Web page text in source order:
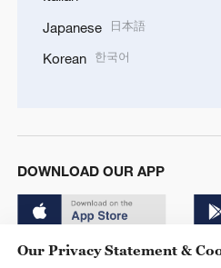
Japanese 日本語
Korean 한국어
DOWNLOAD OUR APP
Our Privacy Statement &